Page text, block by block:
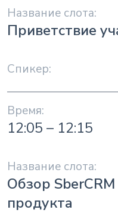
Приветствие
12:05 – 12:15
Обзор
продукта